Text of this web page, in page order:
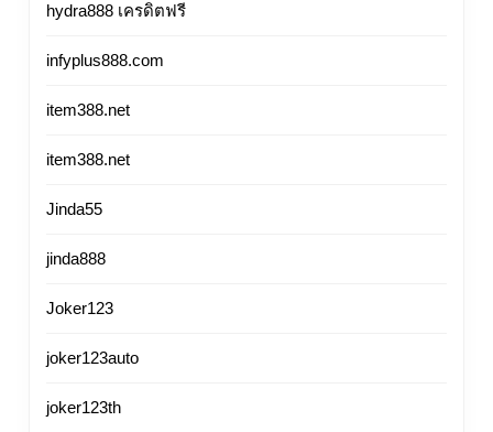
hydra888 เครดิตฟรี
infyplus888.com
item388.net
item388.net
Jinda55
jinda888
Joker123
joker123auto
joker123th